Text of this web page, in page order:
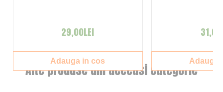
Alte produse din aceeasi categorie
29,00LEI
Adauga in cos Adauga